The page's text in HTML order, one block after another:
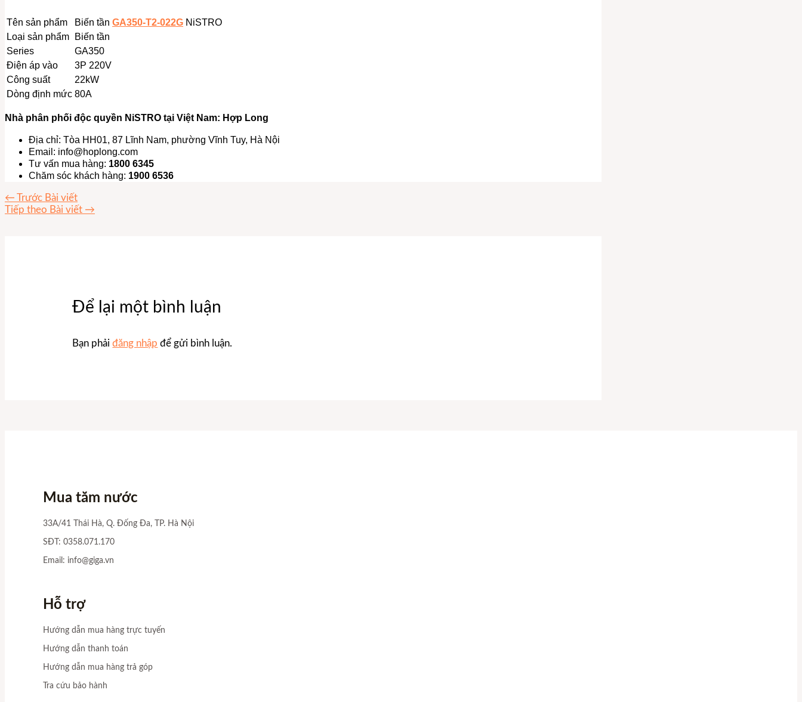
Tên sản phẩm Biến tần GA350-T2-022G NiSTRO
Loại sản phẩm
Biến tần
Series
GA350
Điện áp vào
3P 220V
Công suất
22kW
Dòng định mức 80A
Nhà phân phối độc quyền NiSTRO tại Việt Nam: Hợp Long
Địa chỉ: Tòa HH01, 87 Lĩnh Nam, phường Vĩnh Tuy, Hà Nội
Email: info@hoplong.com
Tư vấn mua hàng: 1800 6345
Chăm sóc khách hàng: 1900 6536
← Trước Bài viết
Tiếp theo Bài viết →
Để lại một bình luận
Bạn phảiđăng nhập để gửi bình luận.
Mua tăm nước
33A/41 Thái Hà, Q. Đống Đa, TP. Hà Nội
SĐT: 0358.071.170
Email: info@giga.vn
Hỗ trợ
Hướng dẫn mua hàng trực tuyến
Hướng dẫn thanh toán
Hướng dẫn mua hàng trả góp
Tra cứu bảo hành